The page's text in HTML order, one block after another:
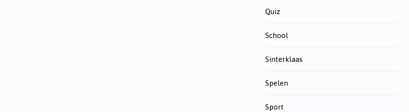
Quiz
School
Sinterklaas
Spelen
Sport